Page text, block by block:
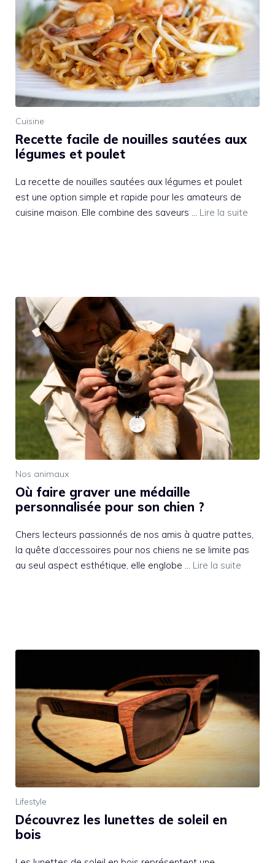
Cuisine
Recette facile de nouilles sautées aux
légumes et poulet
La recette de nouilles sautées aux légumes et poulet
est une option simple et rapide pour les amateurs de
cuisine maison. Elle combine des saveurs … Lire la suite
Nos animaux
Où faire graver une médaille
personnalisée pour son chien ?
Chers lecteurs passionnés de nos amis à quatre pattes,
la quête d’accessoires pour nos chiens ne se limite pas
au seul aspect esthétique, elle englobe … Lire la suite
Lifestyle
Découvrez les lunettes de soleil en
bois